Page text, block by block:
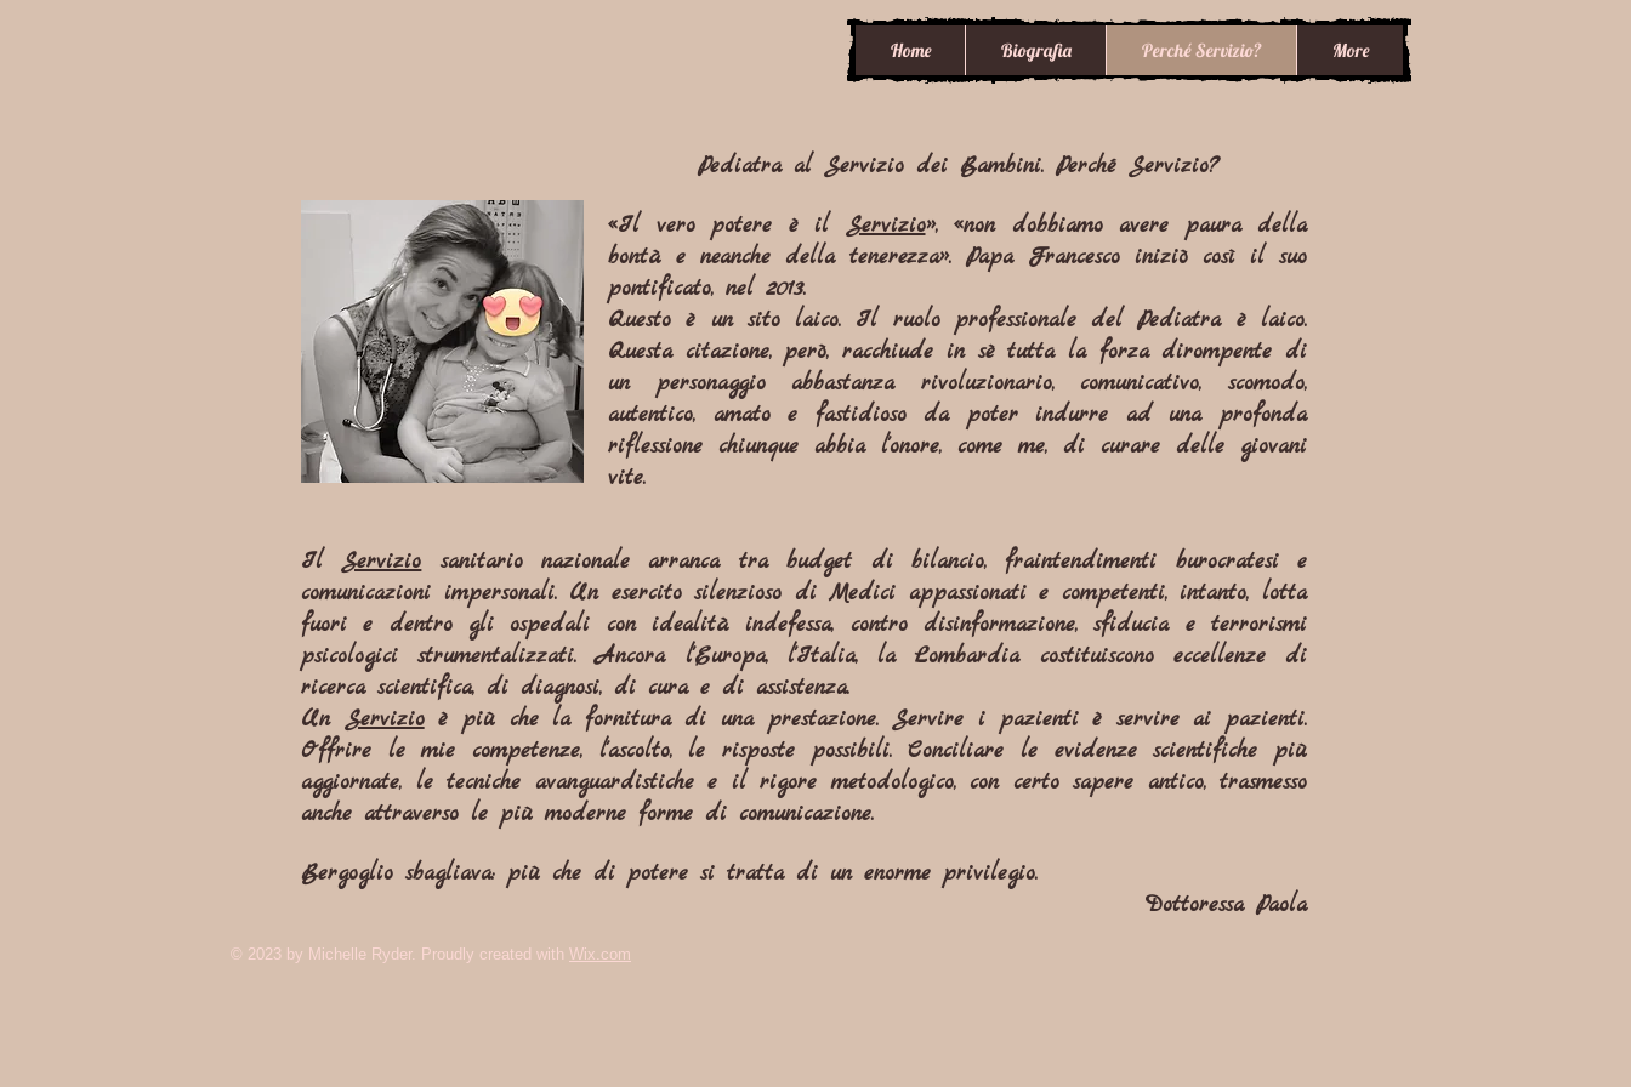
Home Biografia Perché Servizio? More
Pediatra al Servizio dei Bambini. Perché Servizio?
«Il vero potere è il Servizio», «non dobbiamo avere paura della
bontà e neanche della tenerezza». Papa Francesco iniziò così il suo
pontificato, nel 2013.
Questo è un sito laico. Il ruolo professionale del Pediatra è laico.
Questa citazione, però, racchiude in sè tutta la forza dirompente di
un personaggio abbastanza rivoluzionario, comunicativo, scomodo,
autentico, amato e fastidioso da poter indurre ad una profonda
riflessione chiunque abbia l'onore, come me, di curare delle giovani
vite.
IlServiziosanitario nazionale arranca tra budget di bilancio, fraintendimenti burocratesi e
comunicazioni impersonali. Un esercito silenzioso di Medici appassionati e competenti, intanto, lotta
fuori e dentro gli ospedali con idealità indefessa, contro disinformazione, sfiducia e terrorismi
psicologici strumentalizzati. Ancora l'Europa, l'Italia, la Lombardia costituiscono eccellenze di
ricerca scientifica, di diagnosi, di cura e di assistenza.
Un Servizioè più che la fornitura di una prestazione. Servire i pazienti è servire ai pazienti.
Offrire le mie competenze, l'ascolto, le risposte possibili. Conciliare le evidenze scientifiche più
aggiornate, le tecniche avanguardistiche e il rigore metodologico, con certo sapere antico, trasmesso
anche attraverso le più moderne forme di comunicazione.
Bergoglio sbagliava: più che di potere si tratta di un enorme privilegio.
Dottoressa Paola
© 2023 by Michelle Ryder. Proudly created with Wix.com